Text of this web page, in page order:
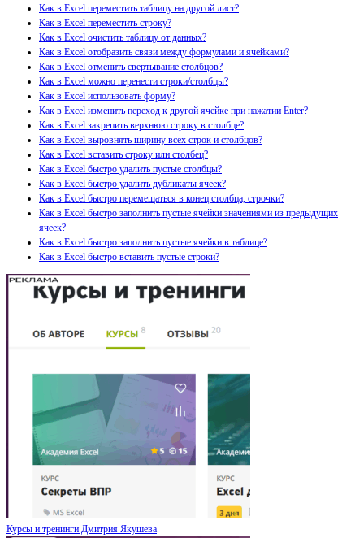
Как в Excel переместить таблицу на другой лист?
Как в Excel переместить строку?
Как в Excel очистить таблицу от данных?
Как в Excel отобразить связи между формулами и ячейками?
Как в Excel отменить свертывание столбцов?
Как в Excel можно перенести строки/столбцы?
Как в Excel использовать форму?
Как в Excel изменить переход к другой ячейке при нажатии Enter?
Как в Excel закрепить верхнюю строку в столбце?
Как в Excel выровнять ширину всех строк и столбцов?
Как в Excel вставить строку или столбец?
Как в Excel быстро удалить пустые столбцы?
Как в Excel быстро удалить дубликаты ячеек?
Как в Excel быстро перемещаться в конец столбца, строчки?
Как в Excel быстро заполнить пустые ячейки значениями из предыдущих
ячеек?
Как в Excel быстро заполнить пустые ячейки в таблице?
Как в Excel быстро вставить пустые строки?
Курсы и тренинги Дмитрия Якушева